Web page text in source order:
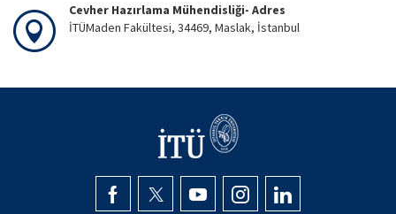
Cevher Hazırlama Mühendisliği- Adres
İTÜMaden Fakültesi, 34469, Maslak, İstanbul